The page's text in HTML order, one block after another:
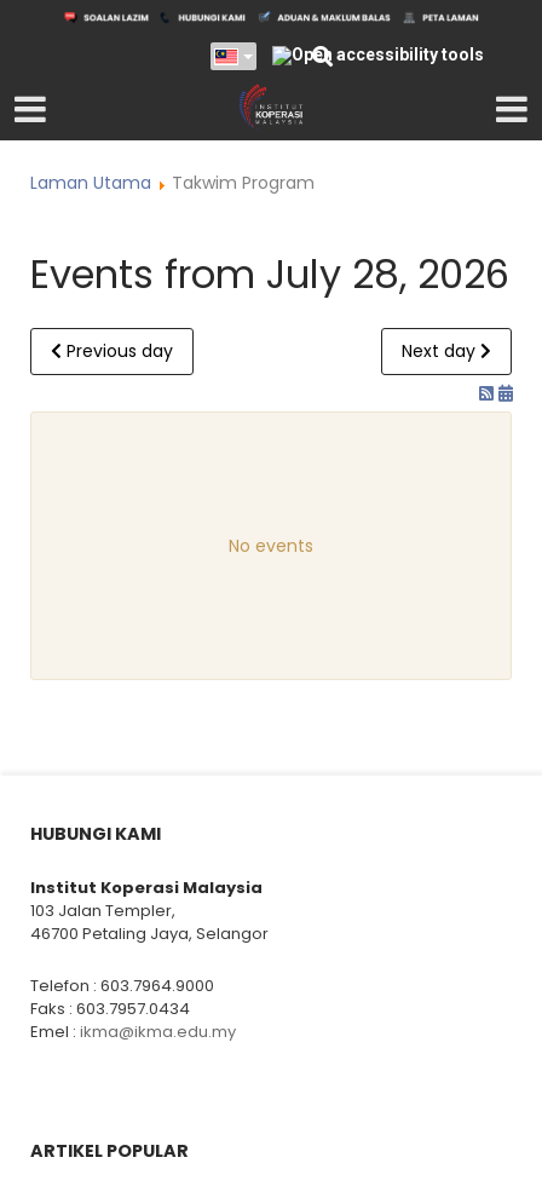
Laman Utama Takwim Program
Events from July 28, 2026
Previous day Next day
No events
HUBUNGI KAMI
Institut Koperasi Malaysia
103 Jalan Templer,
46700 Petaling Jaya, Selangor
Telefon : 603.7964.9000
Faks : 603.7957.0434
Emel : ikma@ikma.edu.my
ARTIKEL POPULAR